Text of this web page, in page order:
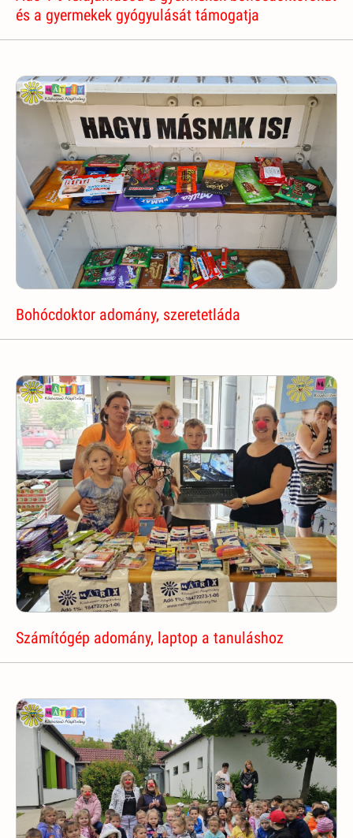
és a gyermekek gyógyulását támogatja
Bohócdoktor adomány, szeretetláda
Számítógép adomány, laptop a tanuláshoz